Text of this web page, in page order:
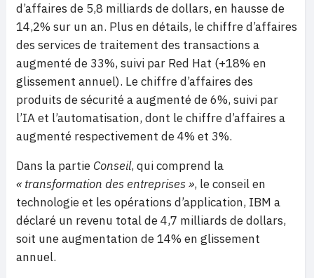
d’affaires de 5,8 milliards de dollars, en hausse de
14,2% sur un an. Plus en détails, le chiffre d’affaires
des services de traitement des transactions a
augmenté de 33%, suivi par Red Hat (+18% en
glissement annuel). Le chiffre d’affaires des
produits de sécurité a augmenté de 6%, suivi par
l’IA et l’automatisation, dont le chiffre d’affaires a
augmenté respectivement de 4% et 3%.
Dans la partie Conseil, qui comprend la
« transformation des entreprises », le conseil en
technologie et les opérations d’application, IBM a
déclaré un revenu total de 4,7 milliards de dollars,
soit une augmentation de 14% en glissement
annuel.